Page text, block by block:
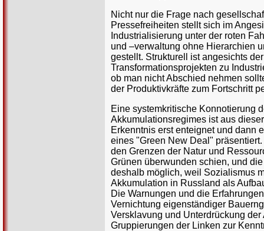
Nicht nur die Frage nach
Pressefreiheiten stellt sich im
Industrialisierung unter der roten
und –verwaltung ohne Hierarchien
gestellt. Strukturell ist angesichts
Transformationsprojekten zu
ob man nicht Abschied nehmen
der Produktivkräfte zum Fortschritt
Eine systemkritische Konnotierung
Akkumulationsregimes ist aus
Erkenntnis erst enteignet und dann
eines "Green New Deal"
den Grenzen der Natur und
Grünen überwunden schien, und
deshalb möglich, weil Sozialismus
Akkumulation in Russland als
Die Warnungen und die
Vernichtung eigenständiger
Versklavung und Unterdrückung
Gruppierungen der Linken zur